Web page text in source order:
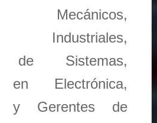
Mecánicos,
Industriales,
de Sistemas,
en Electrónica,
y Gerentes de